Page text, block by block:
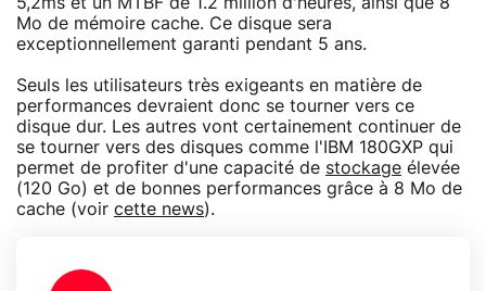
Mo de mémoire cache. Ce disque sera
exceptionnellement garanti pendant 5 ans.
Seuls les utilisateurs très exigeants en matière de
performances devraient donc se tourner vers ce
disque dur. Les autres vont certainement continuer de
se tourner vers des disques comme l'IBM 180GXP qui
permet de profiter d'une capacité de stockage élevée
(120 Go) et de bonnes performances grâce à 8 Mo de
cache (voir cette news).